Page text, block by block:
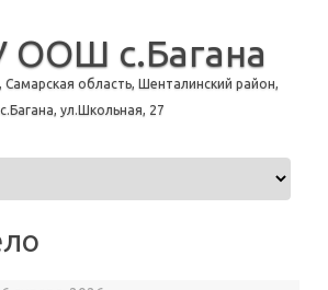
ООШ с.Багана
Самарская область, Шенталинский район,
с.Багана, ул.Школьная, 27